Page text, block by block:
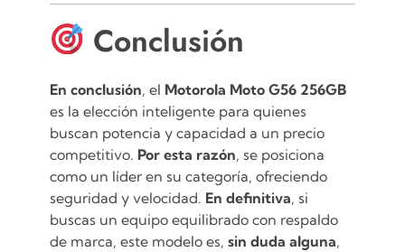
Conclusión
En conclusión, el Motorola Moto G56 256GB
es la elección inteligente para quienes
buscan potencia y capacidad a un precio
competitivo. Por esta razón, se posiciona
como un líder en su categoría, ofreciendo
seguridad y velocidad. En definitiva, si
buscas un equipo equilibrado con respaldo
de marca, este modelo es, sin duda alguna,